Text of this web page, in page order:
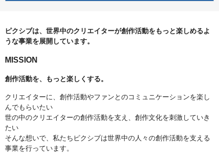
ピクシブは、世界中のクリエイターが創作活動をもっと楽しめるよ
うな事業を展開しています。
MISSION
創作活動を、もっと楽しくする。
クリエイターに、創作活動やファンとのコミュニケーションを楽し
んでもらいたい
世の中のクリエイターの創作活動を支え、創作文化を刺激していき
たい
そんな想いで、私たちピクシブは世界中の人々の創作活動を支える
事業を行っています。